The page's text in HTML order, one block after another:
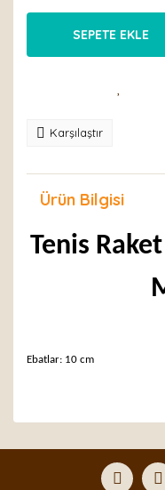
SEPETE EKLE
Karşılaştır
Ürün Bilgisi
Tenis
Ebatlar: 10 cm
formunu kullanarak
Görüş ve önerileriniz